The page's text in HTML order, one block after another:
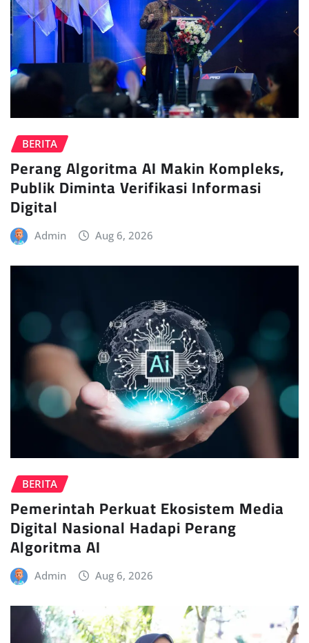
BERITA
Perang Algoritma AI Makin Kompleks,
Publik Diminta Verifikasi Informasi
Digital
Admin Aug 6, 2026
BERITA
Pemerintah Perkuat Ekosistem Media
Digital Nasional Hadapi Perang
Algoritma AI
Admin Aug 6, 2026